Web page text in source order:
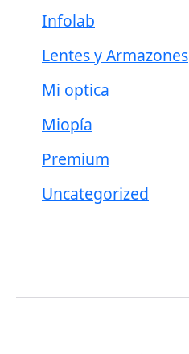
Infolab
Lentes y Armazones
Mi optica
Miopía
Premium
Uncategorized